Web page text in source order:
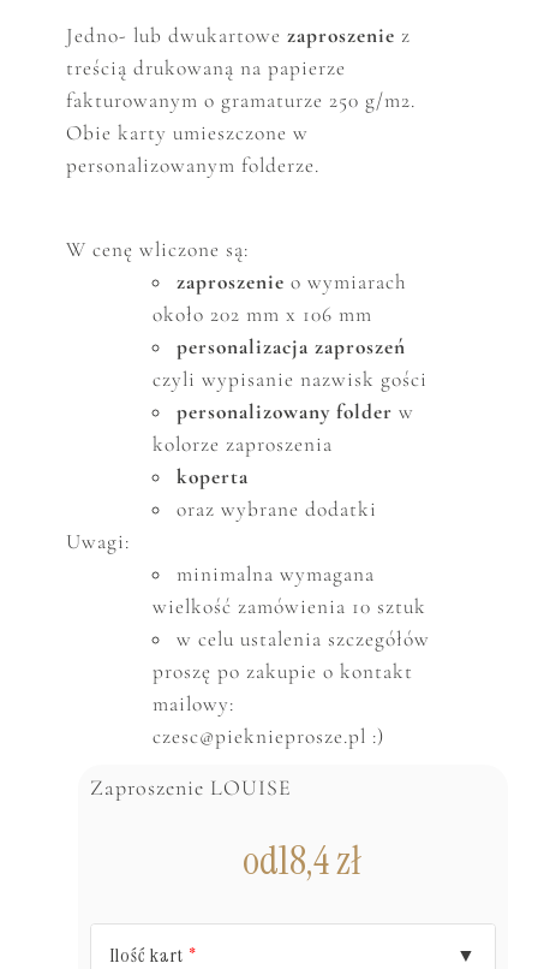
Jedno- lub dwukartowe zaproszenie z
treścią drukowaną na papierze
fakturowanym o gramaturze 250 g/m2.
Obie karty umieszczone w
personalizowanym folderze.
W cenę wliczone są:
zaproszenie o wymiarach
około 202 mm x 106 mm
personalizacja zaproszeń
czyli wypisanie nazwisk gości
personalizowany folderw
kolorze zaproszenia
koperta
oraz wybrane dodatki
Uwagi:
minimalna wymagana
wielkość zamówienia 10 sztuk
w celu ustalenia szczegółów
proszę po zakupie o kontakt
mailowy:
czesc@pieknieprosze.pl :)
Zaproszenie LOUISE
od18,4zł
Ilość kart * ▼